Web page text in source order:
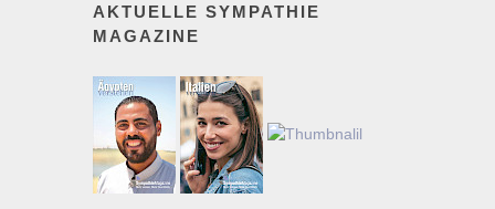
AKTUELLE SYMPATHIE
MAGAZINE